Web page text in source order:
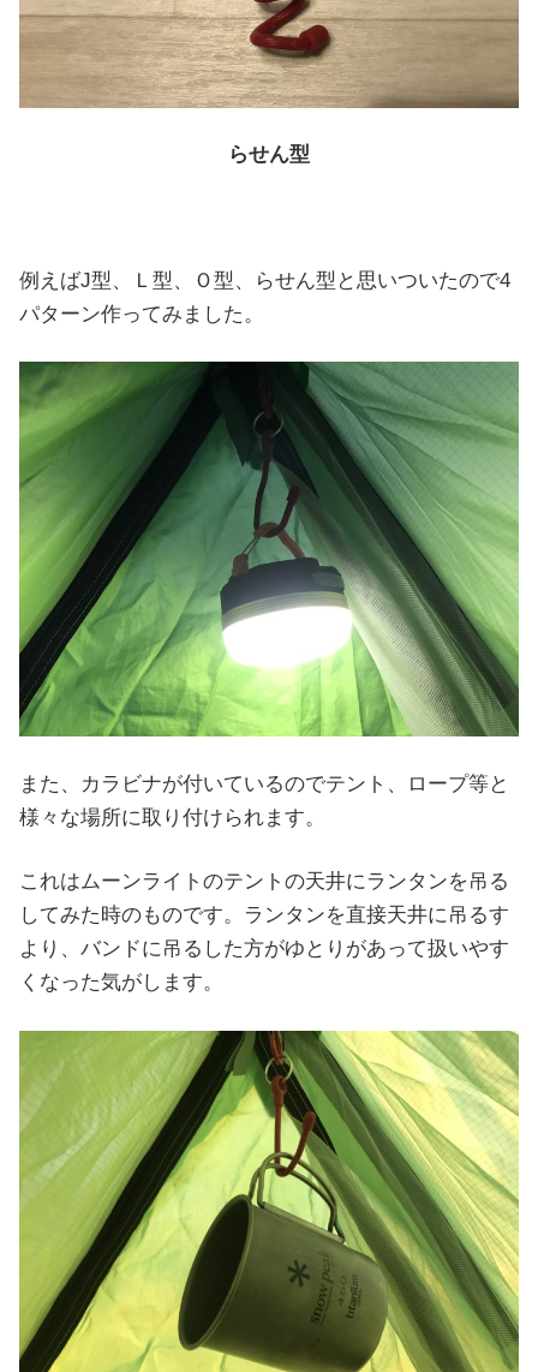
らせん型
例えばJ型、Ｌ型、Ｏ型、らせん型と思いついたので4
パターン作ってみました。
また、カラビナが付いているのでテント、ロープ等と
様々な場所に取り付けられます。
これはムーンライトのテントの天井にランタンを吊る
してみた時のものです。ランタンを直接天井に吊るす
より、バンドに吊るした方がゆとりがあって扱いやす
くなった気がします。